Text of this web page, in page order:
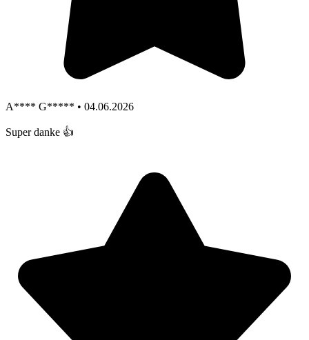
A**** G***** • 04.06.2026
Super danke 👍